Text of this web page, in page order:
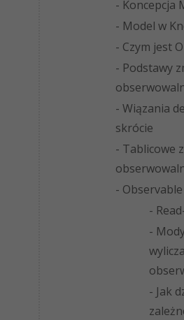
- Koncepcja
- Model w
- Czym jest
- Podstawy
- Wiązania
skrócie
- Tablicowe
-
-
-
- Jak